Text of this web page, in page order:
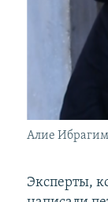
Алие
Эксперты,